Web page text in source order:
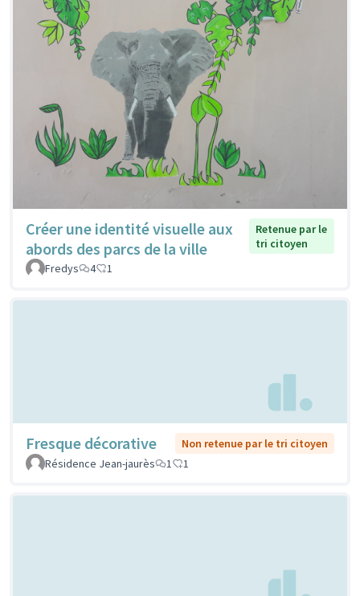
Créer une identité visuelle aux
abords des parcs de la ville
Retenue par le
tri citoyen
Fredys
4 1
Fresque décorative
Non retenue par le tri citoyen
Résidence Jean-jaurès
1 1